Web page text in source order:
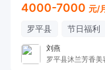
4000-7000 元/
罗平县 节日福利
刘燕
罗平县沐兰芳香美